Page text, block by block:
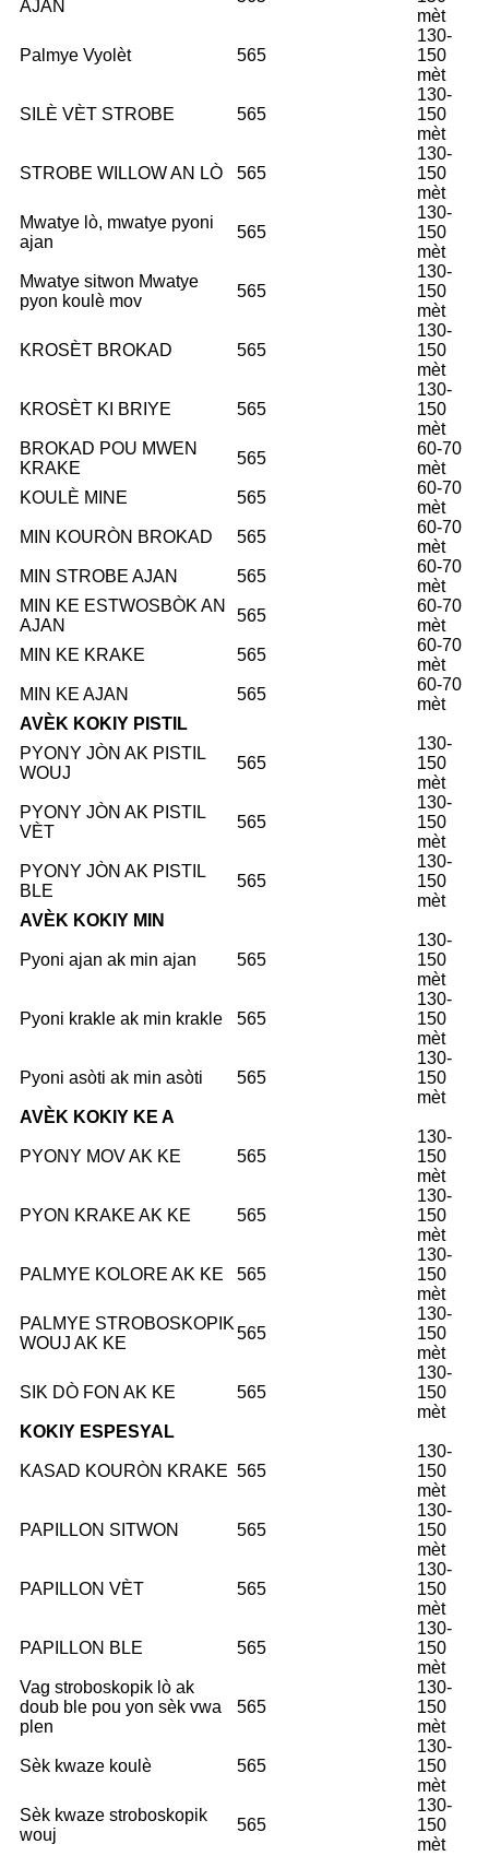
AJAN
mèt
Palmye Vyolèt 565
130-
150
mèt
SILÈ VÈT STROBE 565
130-
150
mèt
STROBE WILLOW AN LÒ 565
130-
150
mèt
Mwatye lò, mwatye pyoni
ajan
565
130-
150
mèt
Mwatye sitwon Mwatye
pyon koulè mov
565
130-
150
mèt
KROSÈT BROKAD 565
130-
150
mèt
KROSÈT KI BRIYE 565
130-
150
mèt
BROKAD POU MWEN
KRAKE
565
60-70
mèt
KOULÈ MINE
565
60-70
mèt
MIN KOURÒN BROKAD
565
60-70
mèt
MIN STROBE AJAN
565
60-70
mèt
MIN KE ESTWOSBÒK AN
AJAN
565
60-70
mèt
MIN KE KRAKE
565
60-70
mèt
MIN KE AJAN
565
60-70
mèt
AVÈK KOKIY PISTIL
PYONY JÒN AK PISTIL
WOUJ
565
130-
150
mèt
PYONY JÒN AK PISTIL
VÈT
565
130-
150
mèt
PYONY JÒN AK PISTIL
BLE
565
130-
150
mèt
AVÈK KOKIY MIN
Pyoni ajan ak min ajan 565
130-
150
mèt
Pyoni krakle ak min krakle 565
130-
150
mèt
Pyoni asòti ak min asòti 565
130-
150
mèt
AVÈK KOKIY KE A
PYONY MOV AK KE 565
130-
150
mèt
PYON KRAKE AK KE 565
130-
150
mèt
PALMYE KOLORE AK KE 565
130-
150
mèt
PALMYE STROBOSKOPIK
WOUJ AK KE
565
130-
150
mèt
SIK DÒ FON AK KE 565
130-
150
mèt
KOKIY ESPESYAL
KASAD KOURÒN KRAKE 565
130-
150
mèt
PAPILLON SITWON 565
130-
150
mèt
PAPILLON VÈT 565
130-
150
mèt
PAPILLON BLE 565
130-
150
mèt
Vag stroboskopik lò ak
doub ble pou yon sèk vwa
plen
565
130-
150
mèt
Sèk kwaze koulè 565
130-
150
mèt
Sèk kwaze stroboskopik
wouj
565
130-
150
mèt